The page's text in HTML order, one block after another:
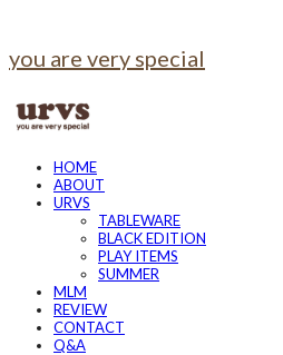
you are very special
HOME
ABOUT
URVS
TABLEWARE
BLACK EDITION
PLAY ITEMS
SUMMER
MLM
REVIEW
CONTACT
Q&A